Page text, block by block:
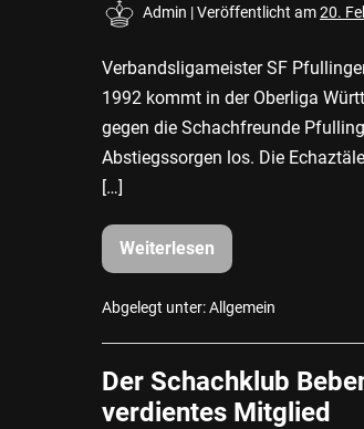
Admin |Veröffentlicht am20.
Verbandsligameister SF
1992 kommt in der Oberliga
gegen die Schachfreunde
Abstiegssorgen los. Die
[…]
Weiterlesen
Schach-
Oberliga
SK
gewinnt
Lokalderby
6:2
Abgelegt unter:Allgemein
Der Schachklub
verdientes Mitglied